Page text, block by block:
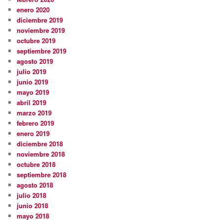
enero 2020
diciembre 2019
noviembre 2019
octubre 2019
septiembre 2019
agosto 2019
julio 2019
junio 2019
mayo 2019
abril 2019
marzo 2019
febrero 2019
enero 2019
diciembre 2018
noviembre 2018
octubre 2018
septiembre 2018
agosto 2018
julio 2018
junio 2018
mayo 2018